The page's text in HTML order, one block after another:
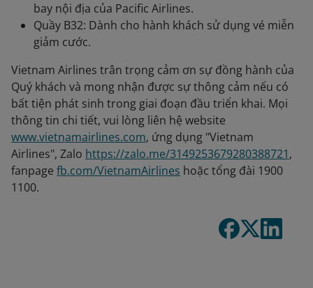
bay nội địa của Pacific Airlines.
Quầy B32: Dành cho hành khách sử dụng vé miễn
giảm cước.
Vietnam Airlines trân trọng cảm ơn sự đồng hành của
Quý khách và mong nhận được sự thông cảm nếu có
bất tiện phát sinh trong giai đoạn đầu triển khai. Mọi
thông tin chi tiết, vui lòng liên hệ website
www.vietnamairlines.com, ứng dụng "Vietnam
Airlines", Zalo https://zalo.me/3149253679280388721,
fanpage fb.com/VietnamAirlines hoặc tổng đài 1900
1100.